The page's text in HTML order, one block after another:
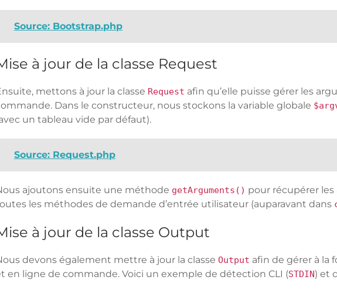
Source: Bootstrap.php
à jour de la classe Request
mettons à jour la classe Request afin qu’elle puisse gérer les
Dans le constructeur, nous stockons la variable globale
un tableau vide par défaut).
Source: Request.php
ajoutons ensuite une méthode getArguments() pour récupérer
les méthodes de demande d’entrée utilisateur (auparavant dans
à jour de la classe Output
devons également mettre à jour la classe Output afin de gérer à la
en ligne de commande. Voici un exemple de détection CLI (STDIN) et